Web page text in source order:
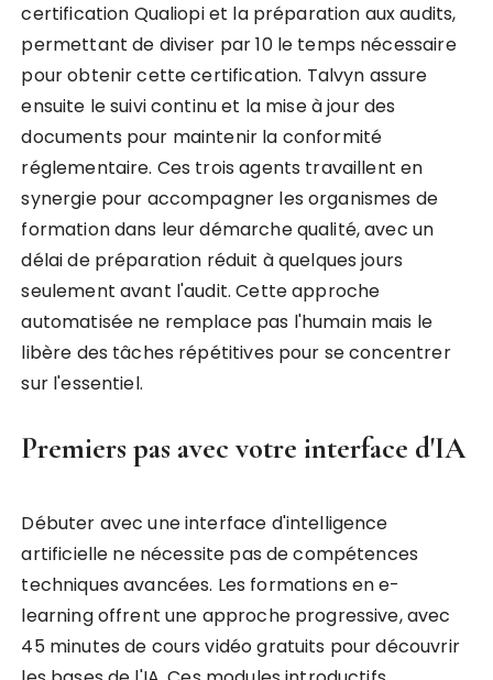
certification Qualiopi et la préparation aux audits,
permettant de diviser par 10 le temps nécessaire
pour obtenir cette certification. Talvyn assure
ensuite le suivi continu et la mise à jour des
documents pour maintenir la conformité
réglementaire. Ces trois agents travaillent en
synergie pour accompagner les organismes de
formation dans leur démarche qualité, avec un
délai de préparation réduit à quelques jours
seulement avant l'audit. Cette approche
automatisée ne remplace pas l'humain mais le
libère des tâches répétitives pour se concentrer
sur l'essentiel.
Premiers pas avec votre interface d'IA
Débuter avec une interface d'intelligence
artificielle ne nécessite pas de compétences
techniques avancées. Les formations en e-
learning offrent une approche progressive, avec
45 minutes de cours vidéo gratuits pour découvrir